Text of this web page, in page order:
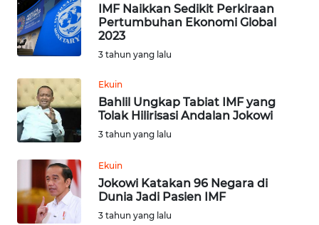
IMF Naikkan Sedikit Perkiraan
Pertumbuhan Ekonomi Global
2023
3 tahun yang lalu
Ekuin
Bahlil Ungkap Tabiat IMF yang
Tolak Hilirisasi Andalan Jokowi
3 tahun yang lalu
Ekuin
Jokowi Katakan 96 Negara di
Dunia Jadi Pasien IMF
3 tahun yang lalu
KALTENG
KALTARA
WN
KALSEL
KALTIM
WN
SULSEL